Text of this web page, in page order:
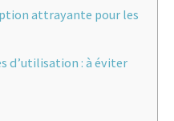
attrayante pour les
d’utilisation : à éviter